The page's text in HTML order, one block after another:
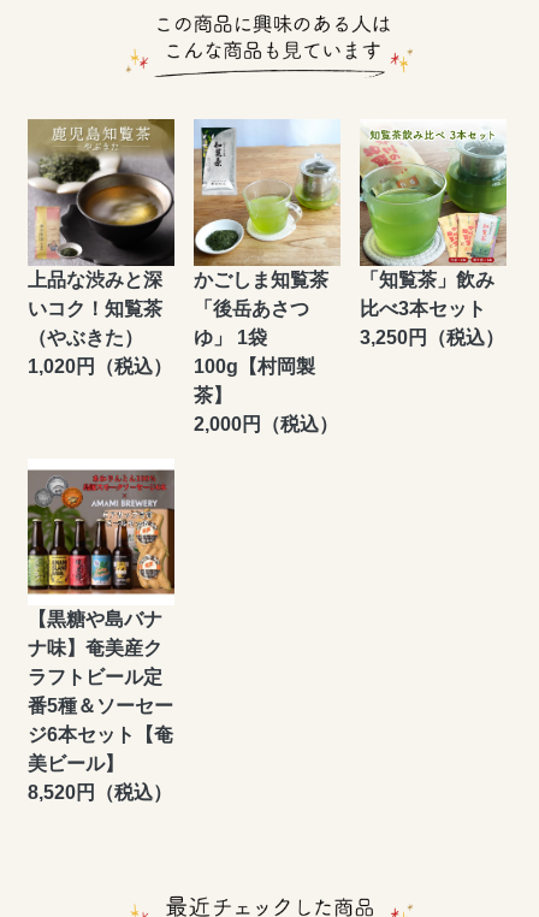
上品な渋みと深
いコク！知覧茶
（やぶきた）
1,020円（税込）
かごしま知覧茶
「後岳あさつ
ゆ」 1袋
100g【村岡製
茶】
2,000円（税込）
「知覧茶」飲み
比べ3本セット
3,250円（税込）
【黒糖や島バナ
ナ味】奄美産ク
ラフトビール定
番5種＆ソーセー
ジ6本セット【奄
美ビール】
8,520円（税込）